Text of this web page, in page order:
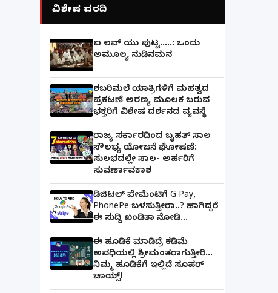
ವಿಶೇಷ ವರದಿ
ಐ ಲವ್ ಯು ಪುಟ್ಟ.....: ಒಂದು
ಅಮೂಲ್ಯ ನುಡಿನಮನ
ಶಬರಿಮಲೆ ಯಾತ್ರಿಗಳಿಗೆ ಮಹತ್ವದ
ಪ್ರಕಟಣೆ ಅರಣ್ಯ ಮೂಲಕ ಬರುವ
ಭಕ್ತರಿಗೆ ವಿಶೇಷ ದರ್ಶನದ ವ್ಯವಸ್ಥೆ
ರಾಜ್ಯ ಸರ್ಕಾರದಿಂದ ಬೃಹತ್ ಸಾಲ
ಸೌಲಭ್ಯ ಯೋಜನೆ ಘೋಷಣೆ:
ಸುಲಭದಲ್ಲೇ ಸಾಲ- ಅರ್ಹರಿಗೆ
ಸುವರ್ಣಾವಕಾಶ
ಡಿಜಿಟಲ್ ಪೇಮೆಂಟಿಗೆ G Pay,
PhonePe ಬಳಸುತ್ತೀರಾ..? ಹಾಗಿದ್ದರೆ
ಈ ಸುದ್ದಿ ಖಂಡಿತಾ ನೋಡಿ...
ಈ ಹೂಡಿಕೆ ಮಾಡಿದ್ರೆ ಕಡಿಮೆ
ಅವಧಿಯಲ್ಲಿ ಶ್ರೀಮಂತರಾಗುತ್ತೀರಿ...
ನಿಮ್ಮ ಹೂಡಿಕೆಗೆ ಇಲ್ಲಿದೆ ಸೂಪರ್
ಚಾಯ್ಸ್‌!